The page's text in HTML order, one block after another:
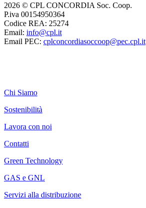
2026 © CPL CONCORDIA Soc. Coop.
P.iva 00154950364
Codice REA: 25274
Email: info@cpl.it
Email PEC: cplconcordiasoccoop@pec.cpl.it
Chi Siamo
Sostenibilità
Lavora con noi
Contatti
Green Technology
GAS e GNL
Servizi alla distribuzione